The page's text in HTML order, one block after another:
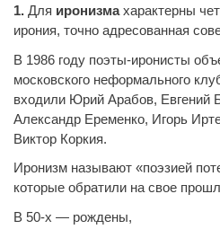
1. Для иронизмахарактерны
ирония, точно адресованная
В 1986 году поэты-иронисты
московского неформального
входили Юрий Арабов, Евгений
Александр Еременко, Игорь
Виктор Коркия.
Иронизм называют «поэзией
которые обратили на свое
В 50-х — рождены,